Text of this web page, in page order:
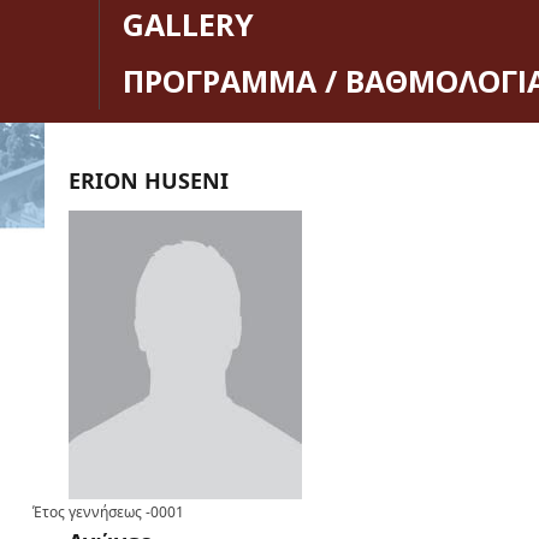
GALLERY
ΠΡΟΓΡΑΜΜΑ /
ERION HUSENI
Έτος γεννήσεως-0001